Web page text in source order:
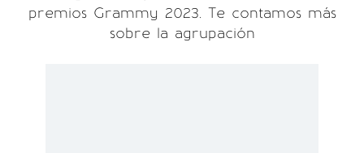
premios Grammy 2023. Te contamos más
sobre la agrupación